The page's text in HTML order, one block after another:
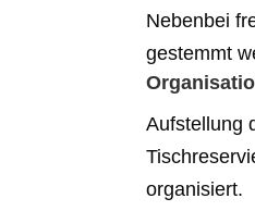
Nebenbei
gestemmt
Aufstellung
organisiert.